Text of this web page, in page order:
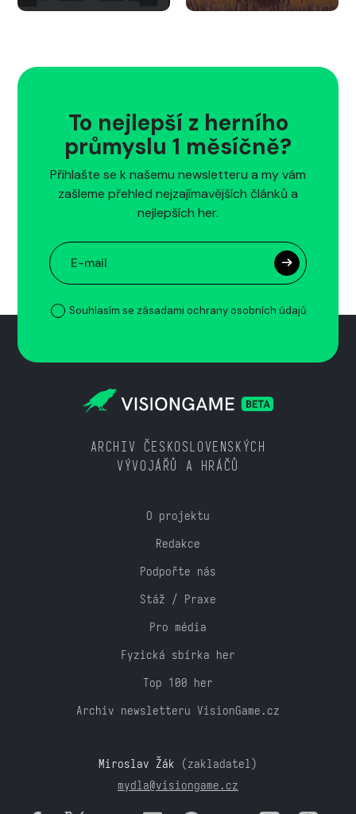
To nejlepší z herního
průmyslu 1 měsíčně?
Přihlašte se k našemu newsletteru a my vám
zašleme přehled nejzajímavějších článků a
nejlepších her.
Souhlasím se zásadami ochrany osobních údajů
ARCHIV ČESKOSLOVENSKÝCH
VÝVOJÁŘŮ A HRÁČŮ
O projektu
Redakce
Podpořte nás
Stáž / Praxe
Pro média
Fyzická sbírka her
Top 100 her
Archiv newsletteru VisionGame.cz
Miroslav Žák (zakladatel)
mydla@visiongame.cz